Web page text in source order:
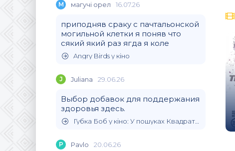
М магучi орел 16.07.26
приподняв сраку с пачтальонской
могильной клетки я поняв что
сякий який раз ягда я коле
Angry Birds у кіно
J Juliana 29.06.26
Выбор добавок для поддержания
здоровья здесь.
Губка Боб у кіно: У пошуках Квадратних Штанів
P Pavlo 20.06.26